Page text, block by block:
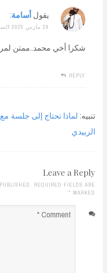
يقول أسامة:
29 مارس 2025 الساعة 9:59 م
شكرا أخي محمد..ممتن
REPLY
تنبيه: لماذا تحتاج إلى جلسة
الزبيدي
Leave a Reply
REQUIRED FIELDS ARE
MARKED
*
Comment